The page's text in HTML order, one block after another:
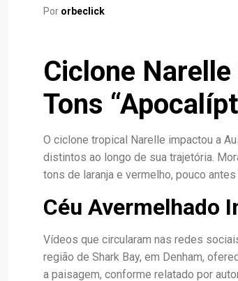
Por orbeclick
Ciclone
Tons
O ciclone tropical Narelle impactou a
distintos ao longo de sua trajetória.
tons de laranja e vermelho, pouco
Céu Avermelhado
Vídeos que circularam nas redes
região de Shark Bay, em Denham,
a paisagem, conforme relatado por